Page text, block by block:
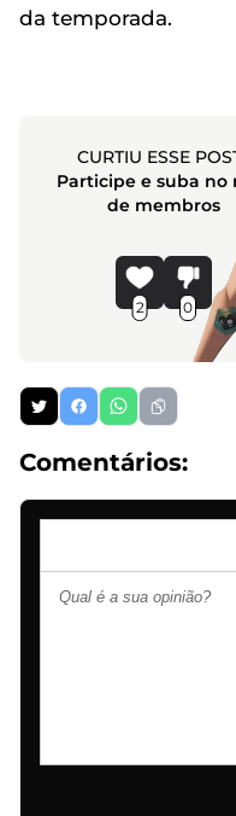
da temporada.
CURTIU ESSE
Participe e suba no
de membros
2 0
Comentários: